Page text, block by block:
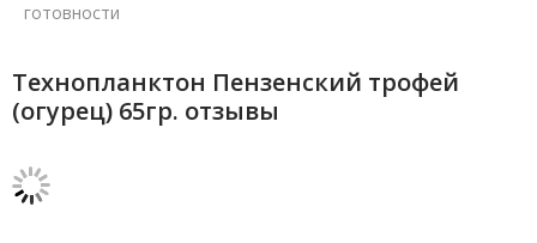
готовности
Технопланктон Пензенский трофей
(огурец) 65гр. отзывы